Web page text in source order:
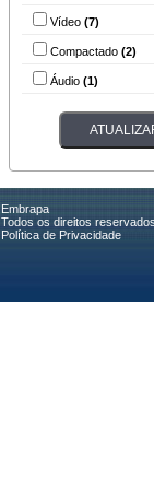
Vídeo (7)
Compactado (2)
Áudio (1)
Embrapa
Todos os direitos
Política de Privacidade